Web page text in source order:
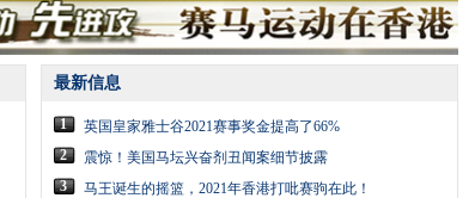
最新信息
1
英国皇家雅士谷2021赛事奖金提高了66%
2
震惊！美国马坛兴奋剂丑闻案细节披露
3
马王诞生的摇篮，2021年香港打吡赛驹在此！